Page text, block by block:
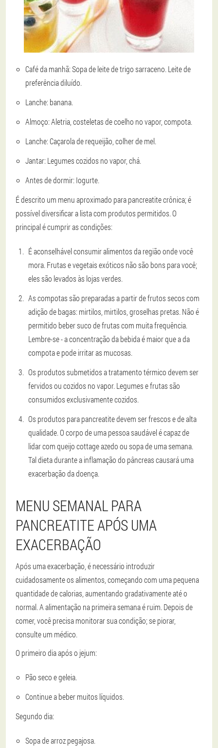
Café da manhã: Sopa de leite de trigo sarraceno. Leite de
preferência diluído.
Lanche: banana.
Almoço: Aletria, costeletas de coelho no vapor, compota.
Lanche: Caçarola de requeijão, colher de mel.
Jantar: Legumes cozidos no vapor, chá.
Antes de dormir: Iogurte.
É descrito um menu aproximado para pancreatite crônica; é
possível diversificar a lista com produtos permitidos. O
principal é cumprir as condições:
É aconselhável consumir alimentos da região onde você
mora. Frutas e vegetais exóticos não são bons para você;
eles são levados às lojas verdes.
As compotas são preparadas a partir de frutos secos com
adição de bagas: mirtilos, mirtilos, groselhas pretas. Não é
permitido beber suco de frutas com muita frequência.
Lembre-se - a concentração da bebida é maior que a da
compota e pode irritar as mucosas.
Os produtos submetidos a tratamento térmico devem ser
fervidos ou cozidos no vapor. Legumes e frutas são
consumidos exclusivamente cozidos.
Os produtos para pancreatite devem ser frescos e de alta
qualidade. O corpo de uma pessoa saudável é capaz de
lidar com queijo cottage azedo ou sopa de uma semana.
Tal dieta durante a inflamação do pâncreas causará uma
exacerbação da doença.
MENU SEMANAL PARA
PANCREATITE APÓS UMA
EXACERBAÇÃO
Após uma exacerbação, é necessário introduzir
cuidadosamente os alimentos, começando com uma pequena
quantidade de calorias, aumentando gradativamente até o
normal. A alimentação na primeira semana é ruim. Depois de
comer, você precisa monitorar sua condição; se piorar,
consulte um médico.
O primeiro dia após o jejum:
Pão seco e geleia.
Continue a beber muitos líquidos.
Segundo dia:
Sopa de arroz pegajosa.